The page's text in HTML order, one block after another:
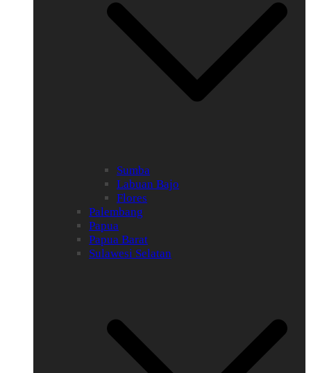
Sumba
Labuan Bajo
Flores
Palembang
Papua
Papua Barat
Sulawesi Selatan